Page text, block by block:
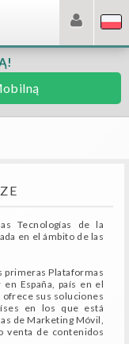
Tecnologías de la
en el ámbito de las
primeras Plataformas
España, país en el
ofrece sus soluciones
en los que está
de Marketing Móvil,
venta de contenidos